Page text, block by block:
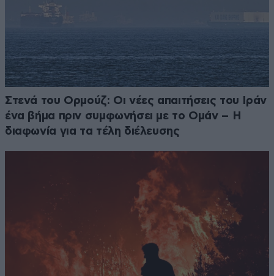
Στενά του Ορμούζ: Οι νέες απαιτήσεις του Ιράν
ένα βήμα πριν συμφωνήσει με το Ομάν – Η
διαφωνία για τα τέλη διέλευσης